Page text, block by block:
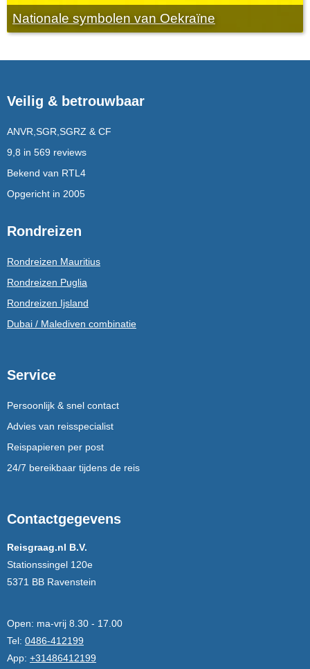
Nationale symbolen van Oekraïne
Veilig & betrouwbaar
ANVR,SGR,SGRZ & CF
9,8 in 569 reviews
Bekend van RTL4
Opgericht in 2005
Rondreizen
Rondreizen Mauritius
Rondreizen Puglia
Rondreizen Ijsland
Dubai / Malediven combinatie
Service
Persoonlijk & snel contact
Advies van reisspecialist
Reispapieren per post
24/7 bereikbaar tijdens de reis
Contactgegevens
Reisgraag.nl B.V.
Stationssingel 120e
5371 BB Ravenstein
Open: ma-vrij 8.30 - 17.00
Tel: 0486-412199
App: +31486412199